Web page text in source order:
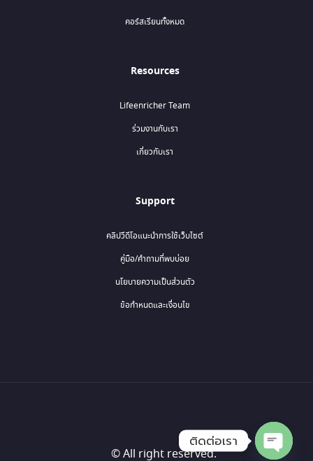
คอร์สเรียนทั้งหมด
Resources
Lifeenricher Team
ร่วมงานกับเรา
เกี่ยวกับเรา
Support
คลิปวีดีโอแนะนำการใช้เว็บไซต์
คู่มือ/คำถามที่พบบ่อย
นโยบายความเป็นส่วนตัว
ข้อกำหนดและเงื่อนไข
© All right reserved.
ติดต่อเรา